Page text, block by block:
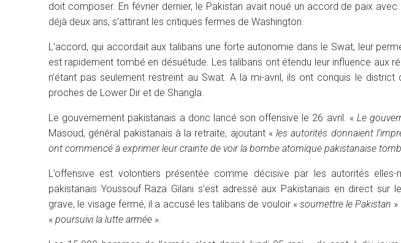
doit composer. En février dernier, le Pakistan avait noué un accord de paix
déjà deux ans, s’attirant les critiques fermes de Washington.
L’accord, qui accordait aux talibans une forte autonomie dans le Swat, leur
est rapidement tombé en désuétude. Les talibans ont étendu leur influence aux
n’étant pas seulement restreint au Swat. A la mi-avril, ils ont conquis le
proches de Lower Dir et de Shangla.
Le gouvernement pakistanais a donc lancé son offensive le 26 avril. « Le
Masoud, général pakistanais à la retraite, ajoutant « les autorités donnaient
ont commencé à exprimer leur crainte de voir la bombe atomique pakistanaise
L’offensive est volontiers présentée comme décisive par les autorités
pakistanais Youssouf Raza Gilani s’est adressé aux Pakistanais en direct sur
grave, le visage fermé, il a accusé les talibans de vouloir « soumettre le Pakistan
« poursuivi la lutte armée ».